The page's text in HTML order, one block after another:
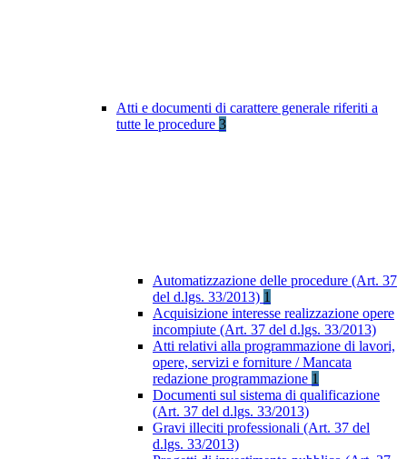
Atti e documenti di carattere generale riferiti a
tutte le procedure 3
Automatizzazione delle procedure (Art. 37
del d.lgs. 33/2013) 1
Acquisizione interesse realizzazione opere
incompiute (Art. 37 del d.lgs. 33/2013)
Atti relativi alla programmazione di lavori,
opere, servizi e forniture / Mancata
redazione programmazione 1
Documenti sul sistema di qualificazione
(Art. 37 del d.lgs. 33/2013)
Gravi illeciti professionali (Art. 37 del
d.lgs. 33/2013)